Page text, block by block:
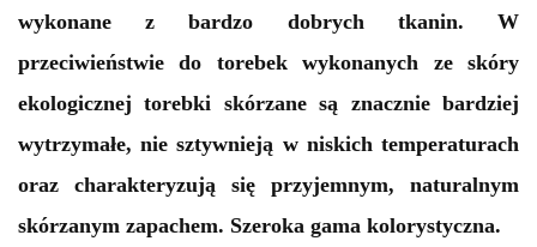
wykonane z bardzo dobrych tkanin. W
przeciwieństwie do torebek wykonanych ze skóry
ekologicznej torebki skórzane są znacznie bardziej
wytrzymałe, nie sztywnieją w niskich temperaturach
oraz charakteryzują się przyjemnym, naturalnym
skórzanym zapachem. Szeroka gama kolorystyczna.